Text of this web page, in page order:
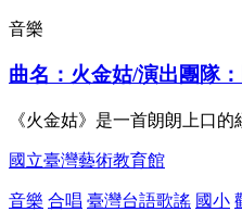
音樂
曲名：火金姑/演出團隊
《火金姑》是一首朗朗上口
國立臺灣藝術教育館
音樂 合唱 臺灣台語歌謠 國小